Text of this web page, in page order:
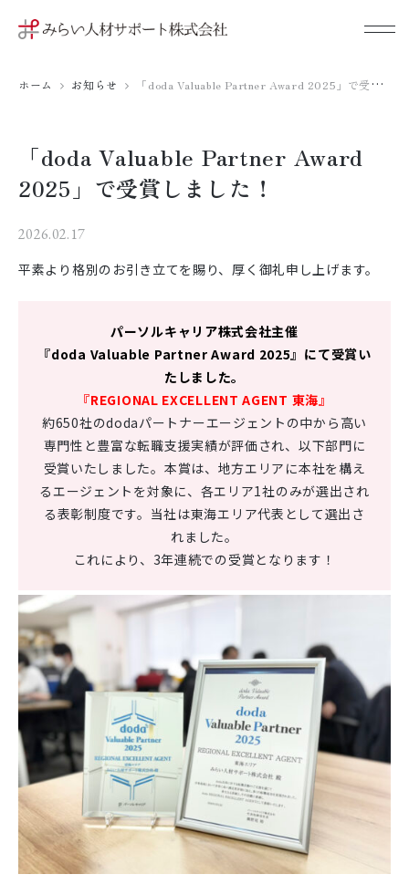
ホーム お知らせ 「doda Valuable Partner Award 2025」で受賞しました！
「doda Valuable Partner Award
2025」で受賞しました！
2026.02.17
平素より格別のお引き立てを賜り、厚く御礼申し上げます。
パーソルキャリア株式会社主催
『doda Valuable Partner Award 2025』にて受賞い
たしました。
『REGIONAL EXCELLENT AGENT 東海』
約650社のdodaパートナーエージェントの中から高い
専門性と豊富な転職支援実績が評価され、以下部門に
受賞いたしました。本賞は、地方エリアに本社を構え
るエージェントを対象に、各エリア1社のみが選出され
る表彰制度です。当社は東海エリア代表として選出さ
れました。
これにより、3年連続での受賞となります！